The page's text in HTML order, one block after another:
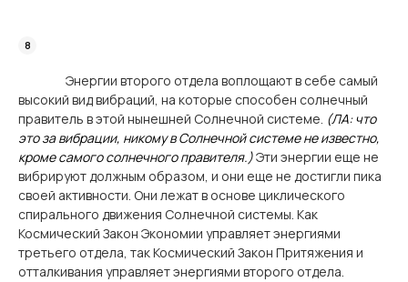
Энергии второго отдела воплощают в себе самый
высокий вид вибраций, на которые способен солнечный
правитель в этой нынешней Солнечной системе. (ЛА: что
это за вибрации, никому в Солнечной системе не известно,
кроме самого солнечного правителя.)Эти энергии еще не
вибрируют должным образом, и они еще не достигли пика
своей активности. Они лежат в основе циклического
спирального движения Солнечной системы. Как
Космический Закон Экономии управляет энергиями
третьего отдела, так Космический Закон Притяжения и
отталкивания управляет энергиями второго отдела.